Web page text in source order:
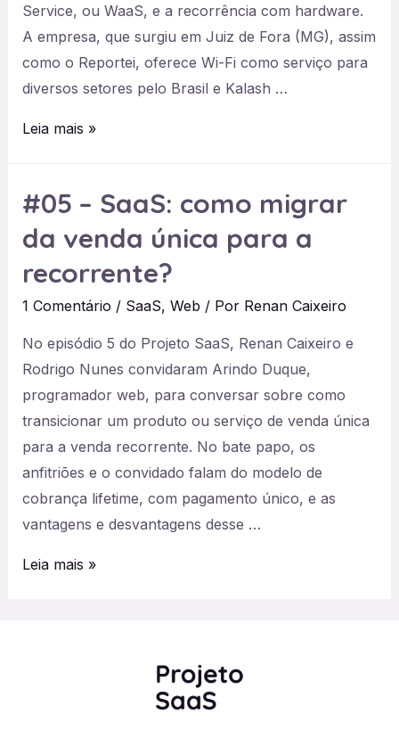
Service, ou WaaS, e a recorrência com hardware.
A empresa, que surgiu em Juiz de Fora (MG), assim
como o Reportei, oferece Wi-Fi como serviço para
diversos setores pelo Brasil e Kalash …
#07
construir
uma
com
hardware?
Leia mais »
#05 – SaaS: como migrar
da venda única para a
recorrente?
1 Comentário / SaaS, Web / Por Renan Caixeiro
No episódio 5 do Projeto SaaS, Renan Caixeiro e
Rodrigo Nunes convidaram Arindo Duque,
programador web, para conversar sobre como
transicionar um produto ou serviço de venda única
para a venda recorrente. No bate papo, os
anfitriões e o convidado falam do modelo de
cobrança lifetime, com pagamento único, e as
vantagens e desvantagens desse …
#05
Leia mais »